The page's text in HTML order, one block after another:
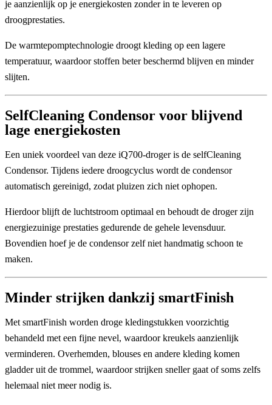
je aanzienlijk op je energiekosten zonder in te leveren op
droogprestaties.
De warmtepomptechnologie droogt kleding op een lagere
temperatuur, waardoor stoffen beter beschermd blijven en minder
slijten.
SelfCleaning Condensor voor blijvend
lage energiekosten
Een uniek voordeel van deze iQ700-droger is de selfCleaning
Condensor. Tijdens iedere droogcyclus wordt de condensor
automatisch gereinigd, zodat pluizen zich niet ophopen.
Hierdoor blijft de luchtstroom optimaal en behoudt de droger zijn
energiezuinige prestaties gedurende de gehele levensduur.
Bovendien hoef je de condensor zelf niet handmatig schoon te
maken.
Minder strijken dankzij smartFinish
Met smartFinish worden droge kledingstukken voorzichtig
behandeld met een fijne nevel, waardoor kreukels aanzienlijk
verminderen. Overhemden, blouses en andere kleding komen
gladder uit de trommel, waardoor strijken sneller gaat of soms zelfs
helemaal niet meer nodig is.